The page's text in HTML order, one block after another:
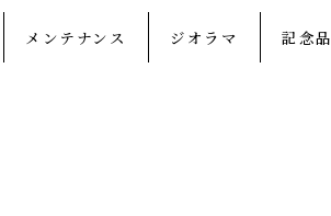
メンテナンス ジオラマ 記念品